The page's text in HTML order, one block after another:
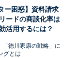
ー困惑】資料請求
ードの商談化率は
活用するには？
徳川家康の戦略」に
グとは